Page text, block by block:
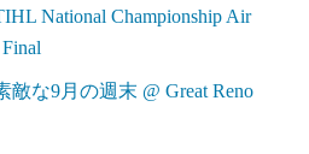
National Championship Air
な9月の週末 @ Great Reno